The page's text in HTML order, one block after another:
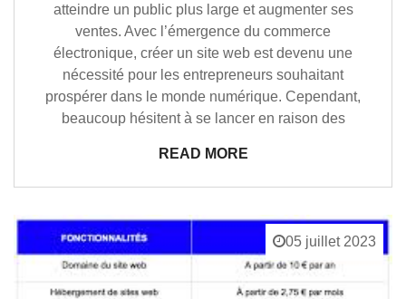
atteindre un public plus large et augmenter ses
ventes. Avec l’émergence du commerce
électronique, créer un site web est devenu une
nécessité pour les entrepreneurs souhaitant
prospérer dans le monde numérique. Cependant,
beaucoup hésitent à se lancer en raison des
READ MORE
05 juillet 2023